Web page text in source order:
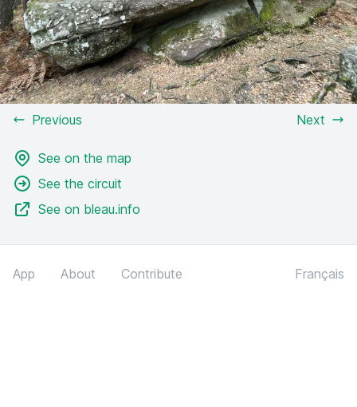
Previous Next
See on the map
See the circuit
See on bleau.info
App About Contribute Français